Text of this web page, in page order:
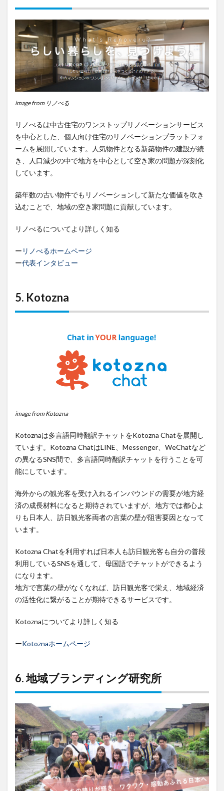
image from リノべる
リノべるは中古住宅のワンストップリノベーションサービス
を中心とした、個人向け住宅のリノベーションプラットフォ
ームを展開しています。人気物件となる新築物件の建設が続
き、人口減少の中で地方を中心として空き家の問題が深刻化
しています。
築年数の古い物件でもリノベーションして新たな価値を吹き
込むことで、地域の空き家問題に貢献しています。
リノべるについてより詳しく知る
ー リノべるホームページ
ー代表インタビュー
5. Kotozna
image from Kotozna
Kotoznaは多言語同時翻訳チャットをKotozna Chatを展開し
ています。Kotozna ChatはLINE、Messenger、WeChatなど
の異なるSNS間で、多言語同時翻訳チャットを行うことを可
能にしています。
海外からの観光客を受け入れるインバウンドの需要が地方経
済の成長材料になると期待されていますが、地方では都心よ
りも日本人、訪日観光客両者の言葉の壁が阻害要因となって
います。
Kotozna Chatを利用すれば日本人も訪日観光客も自分の普段
利用しているSNSを通して、母国語でチャットができるよう
になります。
地方で言葉の壁がなくなれば、訪日観光客で栄え、地域経済
の活性化に繋がることが期待できるサービスです。
Kotoznaについてより詳しく知る
ーKotoznaホームページ
6. 地域ブランディング研究所